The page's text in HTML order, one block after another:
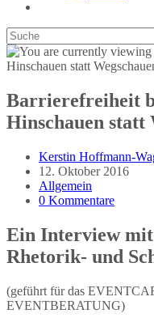
search
Barrierefreiheit
Hinschauen statt
Beitrags-
Autor:
Kerstin Hoffmann-
Beitrag
veröffentlicht:
12. Oktober 2016
Beitrags-
Kategorie:
Allgemein
Beitrags-
0 Kommentare
Ein Interview
Rhetorik- und
(geführt für das
EVENTBERATUNG)